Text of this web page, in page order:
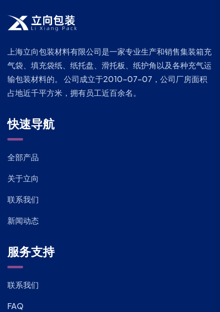
上海立向包装材料有限公司是一家专业生产和销售集装箱充
气袋、填充袋纸、纸托盘、滑托板、纸护角以及各种充气运
输包装材料的。 公司成立于2010-07-07，公司厂房面积
占地近千平方米，拥有员工近百余名。
快速导航
全部产品
关于立向
联系我们
新闻动态
服务支持
联系我们
FAQ